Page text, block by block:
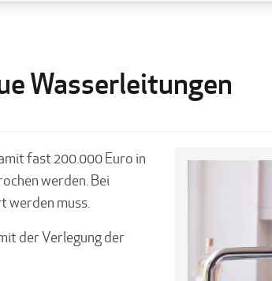
Wasserleitungen
fast 200.000 Euro in
werden. Bei
werden muss.
der Verlegung der